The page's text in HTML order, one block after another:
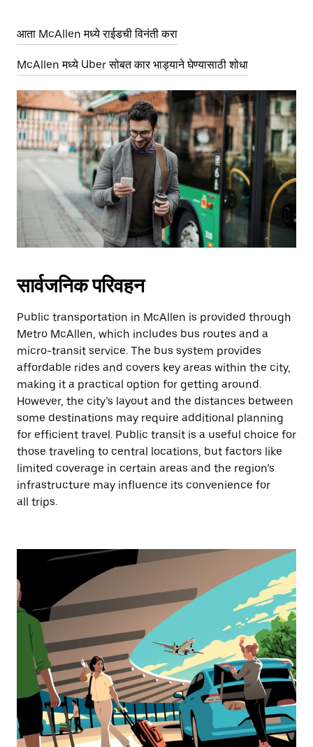
आता McAllen मध्ये राईडची विनंती करा
McAllen मध्ये Uber सोबत कार भाड्याने घेण्यासाठी शोधा
सार्वजनिक परिवहन
Public transportation in McAllen is provided through
Metro McAllen, which includes bus routes and a
micro-transit service. The bus system provides
affordable rides and covers key areas within the city,
making it a practical option for getting around.
However, the city’s layout and the distances between
some destinations may require additional planning
for efficient travel. Public transit is a useful choice for
those traveling to central locations, but factors like
limited coverage in certain areas and the region’s
infrastructure may influence its convenience for
all trips.